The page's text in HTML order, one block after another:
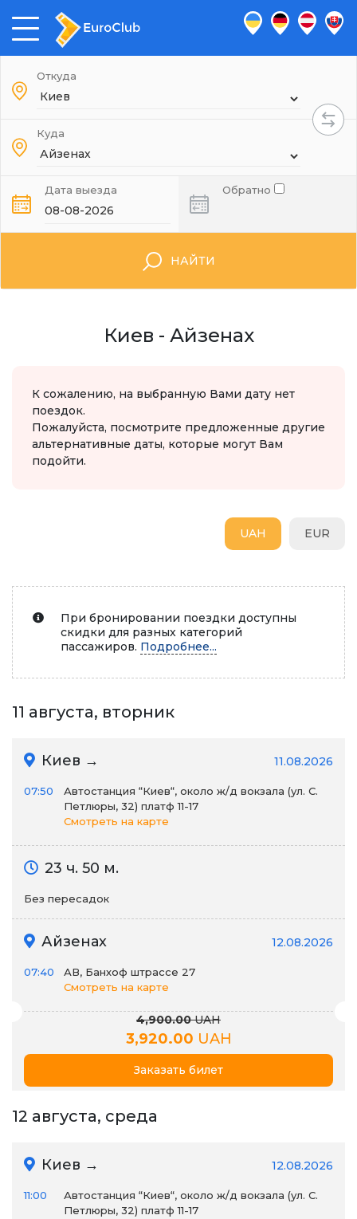
Откуда
Куда
Дата выезда Обратно
НАЙТИ
Киев - Айзенах
К сожалению, на выбранную Вами дату нет
поездок.
Пожалуйста, посмотрите предложенные другие
альтернативные даты, которые могут Вам
подойти.
EUR
UAH
При бронировании поездки доступны
скидки для разных категорий
пассажиров. Подробнее...
11 августа, вторник
Киев → 11.08.2026
07:50
Автостанция “Киев“, около ж/д вокзала (ул. С.
Петлюры, 32) платф 11-17
Смотреть на карте
23 ч. 50 м.
Без пересадок
Айзенах 12.08.2026
07:40
АВ, Банхоф штрассе 27
Смотреть на карте
4,900.00UAH
3,920.00 UAH
Заказать билет
12 августа, среда
Киев → 12.08.2026
11:00
Автостанция “Киев“, около ж/д вокзала (ул. С.
Петлюры, 32) платф 11-17